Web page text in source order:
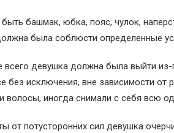
башмак, юбка, пояс, чулок,
была соблюсти определенные
девушка должна была выйти из-
без исключения, вне зависимости
волосы, иногда снимали с себя всю
от потусторонних сил девушка